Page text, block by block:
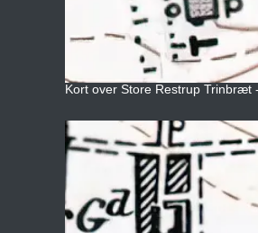
Kort over Store Restrup Trinbræt